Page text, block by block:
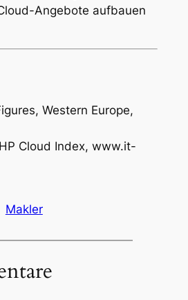
Angebote aufbauen
Western Europe,
Cloud Index, www.it-
Makler